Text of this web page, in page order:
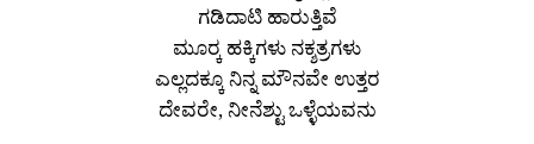
ಗಡಿದಾಟಿ ಹಾರುತ್ತಿವೆ
ಮೂರ‍್ಕ ಹಕ್ಕಿಗಳು ನಕ್ಶತ್ರಗಳು
ಎಲ್ಲದಕ್ಕೂ ನಿನ್ನ ಮೌನವೇ ಉತ್ತರ
ದೇವರೇ, ನೀನೆಶ್ಟು ಒಳ್ಳೆಯವನು